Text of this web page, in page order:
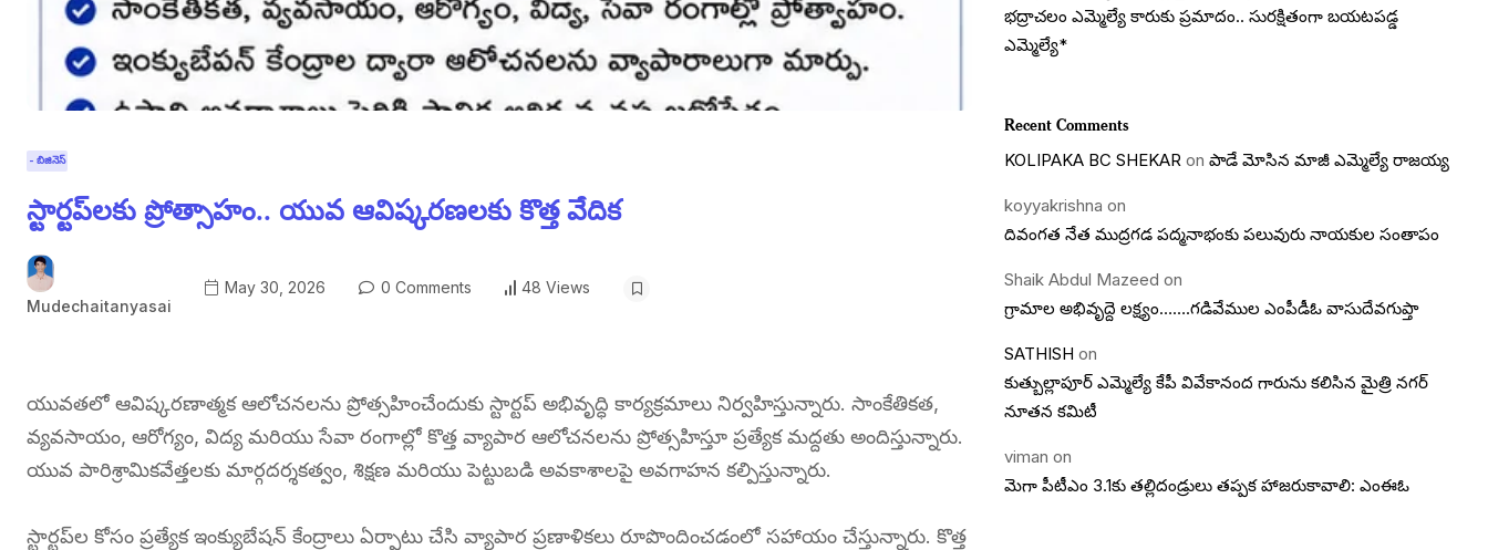
- బిజినెస్
స్టార్టప్‌లకు ప్రోత్సాహం.. యువ ఆవిష్కరణలకు కొత్త వేదిక
Mudechaitanyasai
May 30, 2026 0 Comments 48 Views
యువతలో ఆవిష్కరణాత్మక ఆలోచనలను ప్రోత్సహించేందుకు స్టార్టప్ అభివృద్ధి కార్యక్రమాలు నిర్వహిస్తున్నారు. సాంకేతికత,
వ్యవసాయం, ఆరోగ్యం, విద్య మరియు సేవా రంగాల్లో కొత్త వ్యాపార ఆలోచనలను ప్రోత్సహిస్తూ ప్రత్యేక మద్దతు అందిస్తున్నారు.
యువ పారిశ్రామికవేత్తలకు మార్గదర్శకత్వం, శిక్షణ మరియు పెట్టుబడి అవకాశాలపై అవగాహన కల్పిస్తున్నారు.
స్టార్టప్‌ల కోసం ప్రత్యేక ఇంక్యుబేషన్ కేంద్రాలు ఏర్పాటు చేసి వ్యాపార ప్రణాళికలు రూపొందించడంలో సహాయం చేస్తున్నారు. కొత్త
భద్రాచలం ఎమ్మెల్యే కారుకు ప్రమాదం.. సురక్షితంగా బయటపడ్డ
ఎమ్మెల్యే*
Recent Comments
KOLIPAKA BC SHEKAR onపాడే మోసిన మాజీ ఎమ్మెల్యే రాజయ్య
koyyakrishna on
దివంగత నేత ముద్రగడ పద్మనాభంకు పలువురు నాయకుల సంతాపం
Shaik Abdul Mazeed on
గ్రామాల అభివృద్దె లక్ష్యం…….గడివేముల ఎంపీడీఓ వాసుదేవగుప్తా
SATHISH on
కుత్బుల్లాపూర్ ఎమ్మెల్యే కేపీ వివేకానంద గారును కలిసిన మైత్రి నగర్
నూతన కమిటీ
viman on
మెగా పీటీఎం 3.1కు తల్లిదండ్రులు తప్పక హాజరుకావాలి: ఎంఈఓ